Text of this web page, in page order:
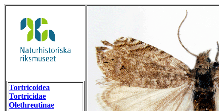
Tortricoidea
Tortricidae
Olethreutinae